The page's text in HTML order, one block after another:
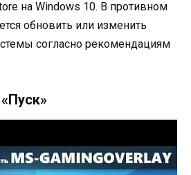
на Windows 10. В противном
обновить или изменить
согласно рекомендациям